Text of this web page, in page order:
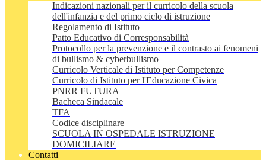
Indicazioni nazionali per il curricolo della scuola
dell'infanzia e del primo ciclo di istruzione
Regolamento di Istituto
Patto Educativo di Corresponsabilità
Protocollo per la prevenzione e il contrasto ai fenomeni
di bullismo & cyberbullismo
Curricolo Verticale di Istituto per Competenze
Curricolo di Istituto per l'Educazione Civica
PNRR FUTURA
Bacheca Sindacale
TFA
Codice disciplinare
SCUOLA IN OSPEDALE ISTRUZIONE
DOMICILIARE
Contatti